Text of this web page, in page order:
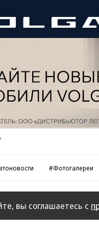
#Фотогалереи
вы соглашаетесь с